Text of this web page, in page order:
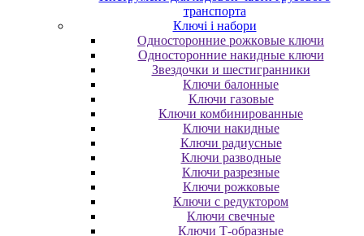
транспорта
Ключі і набори
Oднocтopoнниe poжкoвыe ключи
Oднocтopoнниe нaкидныe ключи
Звездочки и шестигранники
Ключи балонные
Ключи газовые
Ключи комбинированные
Ключи накидные
Ключи радиусные
Ключи разводные
Ключи разрезные
Ключи рожковые
Ключи с редуктором
Ключи свечные
Ключи Т-образные